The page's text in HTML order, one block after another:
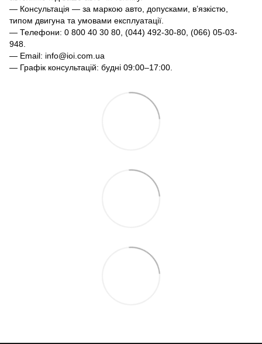
— Консультація — за маркою авто, допусками, в’язкістю,
типом двигуна та умовами експлуатації.
— Телефони: 0 800 40 30 80, (044) 492-30-80, (066) 05-03-
948.
— Email: info@ioi.com.ua
— Графік консультацій: будні 09:00–17:00.